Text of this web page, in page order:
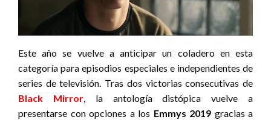
Este año se vuelve a anticipar un coladero en esta
categoría para episodios especiales e independientes de
series de televisión. Tras dos victorias consecutivas de
Black Mirror, la antología distópica vuelve a
presentarse con opciones a los Emmys 2019 gracias a